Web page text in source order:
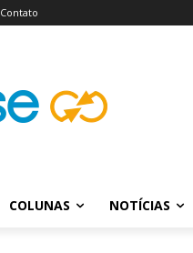
Contato
COLUNAS NOTÍCIAS